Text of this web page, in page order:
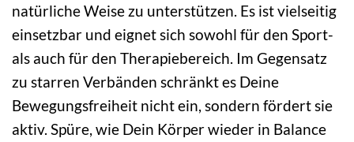
natürliche Weise zu unterstützen. Es ist vielseitig
einsetzbar und eignet sich sowohl für den Sport-
als auch für den Therapiebereich. Im Gegensatz
zu starren Verbänden schränkt es Deine
Bewegungsfreiheit nicht ein, sondern fördert sie
aktiv. Spüre, wie Dein Körper wieder in Balance